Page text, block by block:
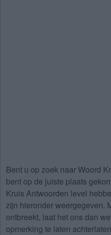
Bent u op zoek naarWoord
bent op de juiste plaats
Kruis Antwoorden level
zijn hieronder weergegeven.
ontbreekt, laat het ons dan
opmerking te laten